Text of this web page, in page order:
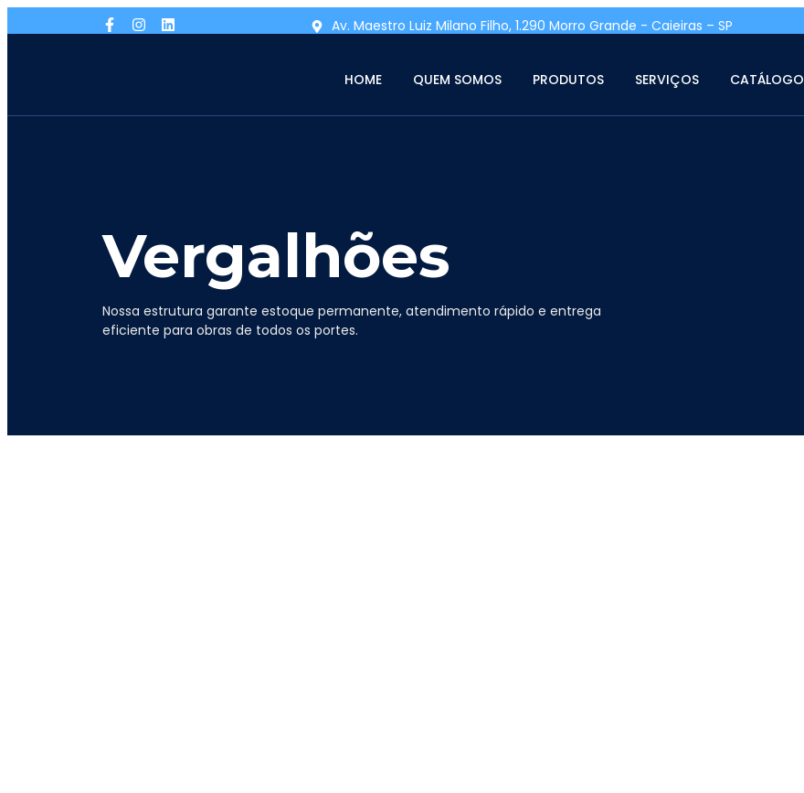
Av. Maestro Luiz Milano Filho, 1.290 Morro Grande - Caieiras – SP
HOME QUEM SOMOS PRODUTOS SERVIÇOS CATÁLOGO
Vergalhões
Nossa estrutura garante estoque permanente, atendimento rápido e entrega
eficiente para obras de todos os portes.